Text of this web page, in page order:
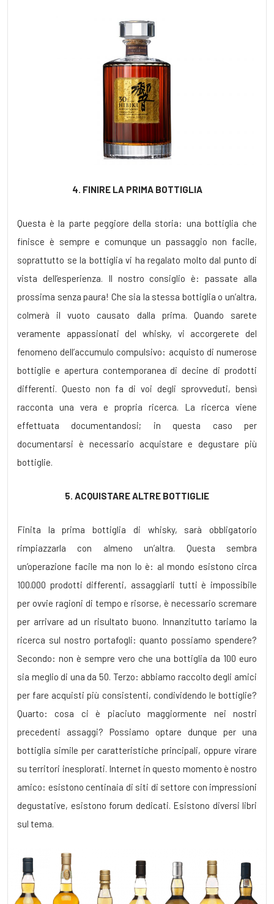
4. FINIRE LA PRIMA BOTTIGLIA
Questa è la parte peggiore della storia: una bottiglia che
finisce è sempre e comunque un passaggio non facile,
soprattutto se la bottiglia vi ha regalato molto dal punto di
vista dell’esperienza. Il nostro consiglio è: passate alla
prossima senza paura! Che sia la stessa bottiglia o un’altra,
colmerà il vuoto causato dalla prima. Quando sarete
veramente appassionati del whisky, vi accorgerete del
fenomeno dell’accumulo compulsivo: acquisto di numerose
bottiglie e apertura contemporanea di decine di prodotti
differenti. Questo non fa di voi degli sprovveduti, bensì
racconta una vera e propria ricerca. La ricerca viene
effettuata documentandosi; in questa caso per
documentarsi è necessario acquistare e degustare più
bottiglie.
5. ACQUISTARE ALTRE BOTTIGLIE
Finita la prima bottiglia di whisky, sarà obbligatorio
rimpiazzarla con almeno un’altra. Questa sembra
un’operazione facile ma non lo è: al mondo esistono circa
100.000 prodotti differenti, assaggiarli tutti è impossibile
per ovvie ragioni di tempo e risorse, è necessario scremare
per arrivare ad un risultato buono. Innanzitutto tariamo la
ricerca sul nostro portafogli: quanto possiamo spendere?
Secondo: non è sempre vero che una bottiglia da 100 euro
sia meglio di una da 50. Terzo: abbiamo raccolto degli amici
per fare acquisti più consistenti, condividendo le bottiglie?
Quarto: cosa ci è piaciuto maggiormente nei nostri
precedenti assaggi? Possiamo optare dunque per una
bottiglia simile per caratteristiche principali, oppure virare
su territori inesplorati. Internet in questo momento è nostro
amico: esistono centinaia di siti di settore con impressioni
degustative, esistono forum dedicati. Esistono diversi libri
sul tema.